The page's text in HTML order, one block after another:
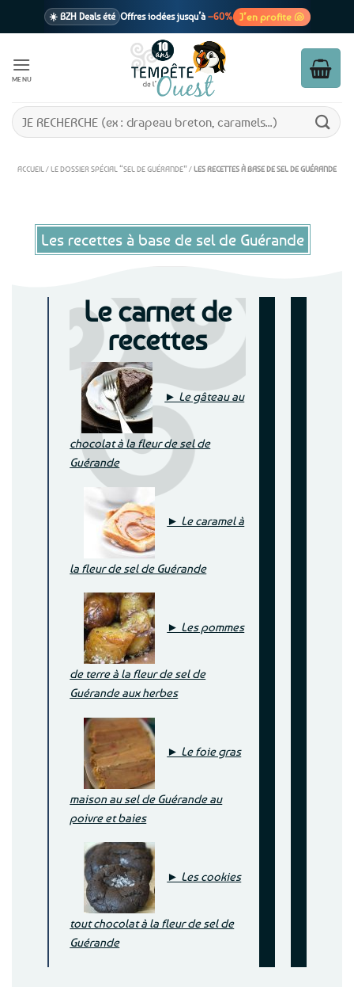
☀️ BZH Deals été Offres iodées jusqu’à –60% J’en profite 🐚
1 cadeau offertdès 39€ d’achats
En point relais dès 3,95€ seulement
MENU
Recherche
pour :
ACCUEIL /LE DOSSIER SPÉCIAL “SEL DE GUÉRANDE”/LES RECETTES À BASE DE SEL DE GUÉRANDE
Les recettes à base de sel de Guérande
Le carnet de
recettes
► Le gâteau au
chocolat à la fleur de sel de
Guérande
► Le caramel à
la fleur de sel de Guérande
► Les pommes
de terre à la fleur de sel de
Guérande aux herbes
► Le foie gras
maison au sel de Guérande au
poivre et baies
► Les cookies
tout chocolat à la fleur de sel de
Guérande